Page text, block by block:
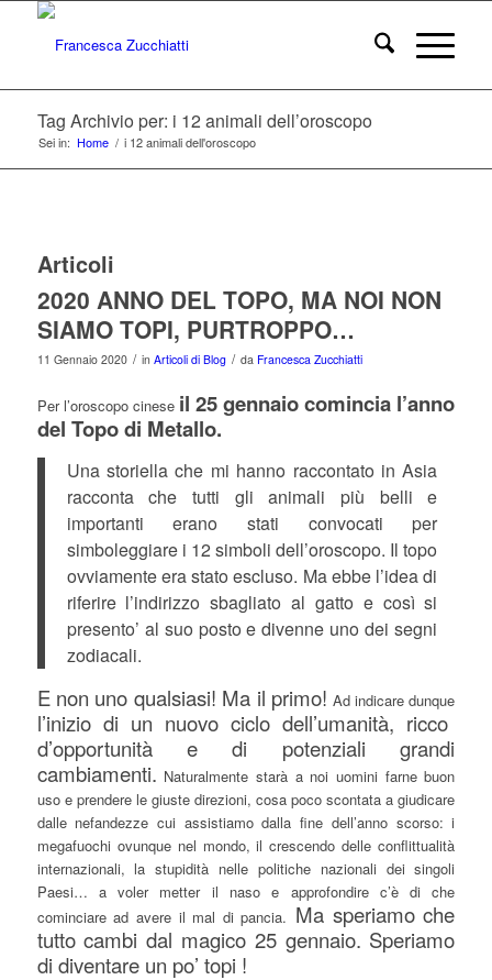
Tag Archivio per: i 12 animali dell’oroscopo
Sei in: Home / i 12 animali dell'oroscopo
Articoli
2020 ANNO DEL TOPO, MA NOI NON
SIAMO TOPI, PURTROPPO…
11 Gennaio 2020 / in Articoli di Blog / da Francesca Zucchiatti
Per l’oroscopo cinese il 25 gennaio comincia l’anno
del Topo di Metallo.
Una storiella che mi hanno raccontato in Asia
racconta che tutti gli animali più belli e
importanti erano stati convocati per
simboleggiare i 12 simboli dell’oroscopo. Il topo
ovviamente era stato escluso. Ma ebbe l’idea di
riferire l’indirizzo sbagliato al gatto e così si
presento’ al suo posto e divenne uno dei segni
zodiacali.
E non uno qualsiasi! Ma il primo! Ad indicare dunque
l’inizio di un nuovo ciclo dell’umanità, ricco
d’opportunità e di potenziali grandi
cambiamenti. Naturalmente starà a noi uomini farne buon
uso e prendere le giuste direzioni, cosa poco scontata a giudicare
dalle nefandezze cui assistiamo dalla fine dell’anno scorso: i
megafuochi ovunque nel mondo, il crescendo delle conflittualità
internazionali, la stupidità nelle politiche nazionali dei singoli
Paesi… a voler metter il naso e approfondire c’è di che
cominciare ad avere il mal di pancia. Ma speriamo che
tutto cambi dal magico 25 gennaio. Speriamo
di diventare un po’ topi !